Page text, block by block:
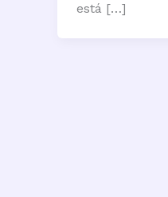
está […]